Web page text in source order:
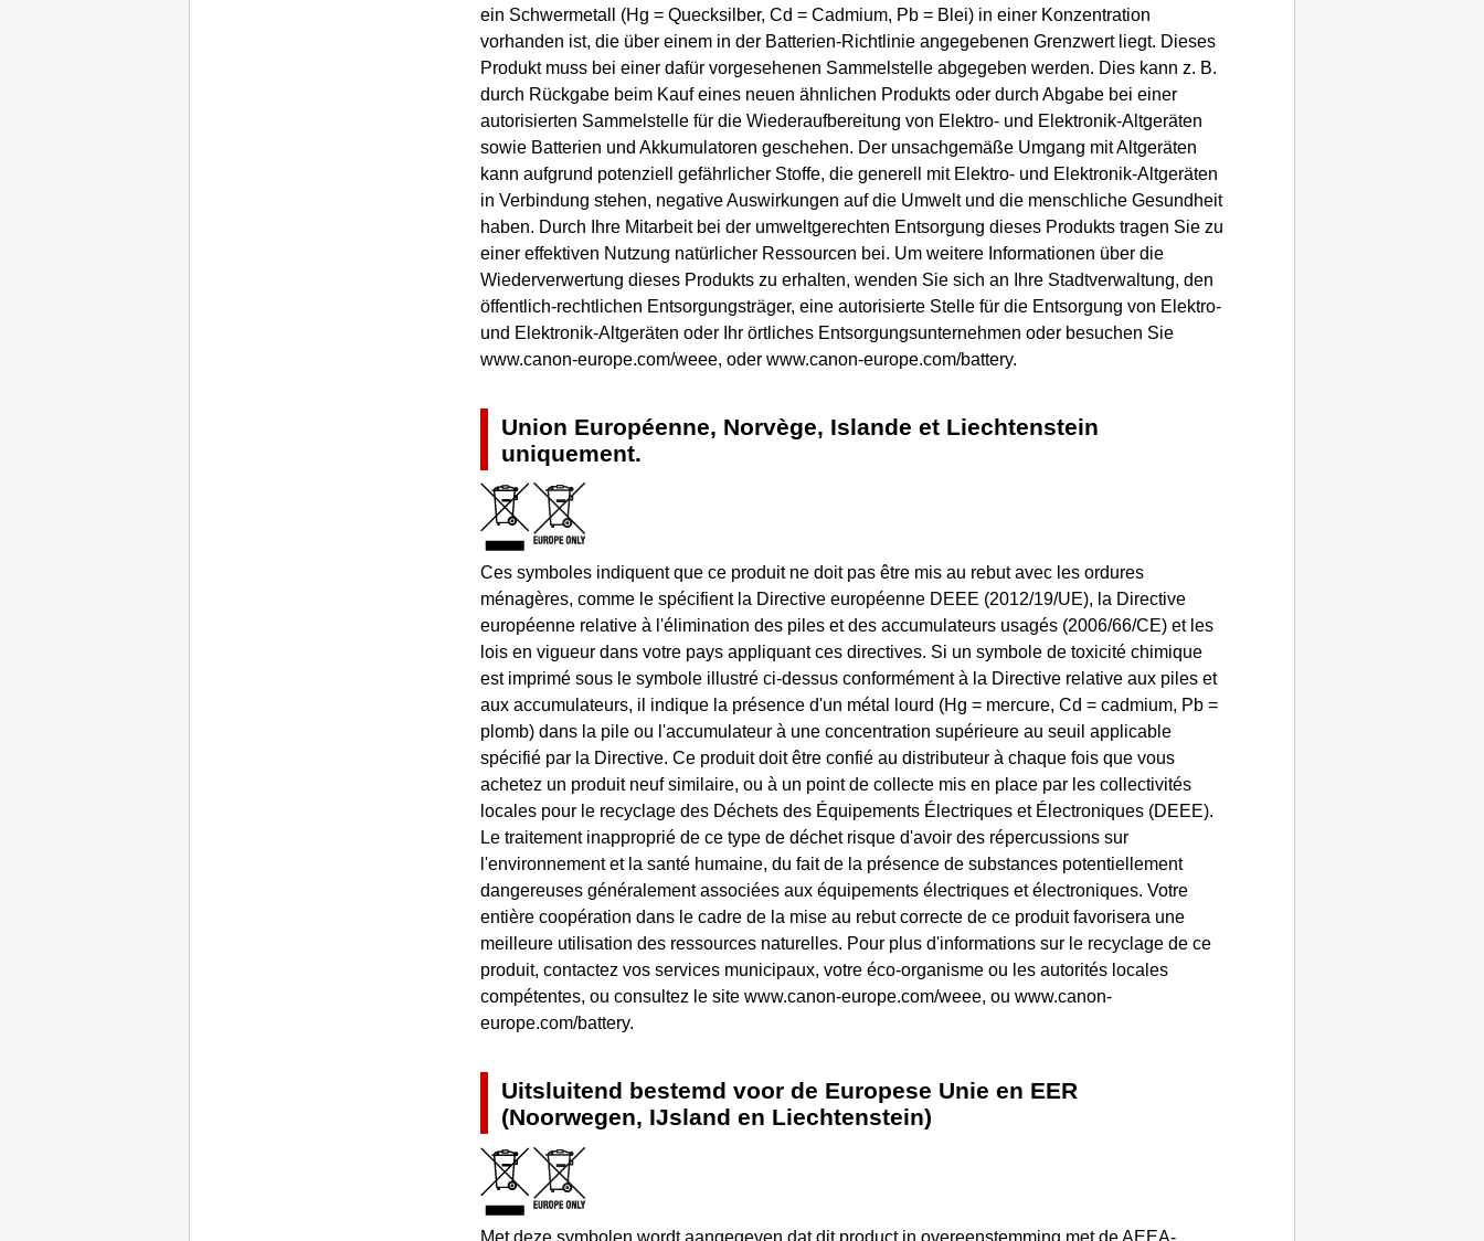
ein Schwermetall (Hg = Quecksilber, Cd = Cadmium, Pb = Blei) in einer Konzentration
vorhanden ist, die über einem in der Batterien-Richtlinie angegebenen Grenzwert liegt. Dieses
Produkt muss bei einer dafür vorgesehenen Sammelstelle abgegeben werden. Dies kann z. B.
durch Rückgabe beim Kauf eines neuen ähnlichen Produkts oder durch Abgabe bei einer
autorisierten Sammelstelle für die Wiederaufbereitung von Elektro- und Elektronik-Altgeräten
sowie Batterien und Akkumulatoren geschehen. Der unsachgemäße Umgang mit Altgeräten
kann aufgrund potenziell gefährlicher Stoffe, die generell mit Elektro- und Elektronik-Altgeräten
in Verbindung stehen, negative Auswirkungen auf die Umwelt und die menschliche Gesundheit
haben. Durch Ihre Mitarbeit bei der umweltgerechten Entsorgung dieses Produkts tragen Sie zu
einer effektiven Nutzung natürlicher Ressourcen bei. Um weitere Informationen über die
Wiederverwertung dieses Produkts zu erhalten, wenden Sie sich an Ihre Stadtverwaltung, den
öffentlich-rechtlichen Entsorgungsträger, eine autorisierte Stelle für die Entsorgung von Elektro-
und Elektronik-Altgeräten oder Ihr örtliches Entsorgungsunternehmen oder besuchen Sie
www.canon-europe.com/weee, oder www.canon-europe.com/battery.
Union Européenne, Norvège, Islande et Liechtenstein
uniquement.
Ces symboles indiquent que ce produit ne doit pas être mis au rebut avec les ordures
ménagères, comme le spécifient la Directive européenne DEEE (2012/19/UE), la Directive
européenne relative à l'élimination des piles et des accumulateurs usagés (2006/66/CE) et les
lois en vigueur dans votre pays appliquant ces directives. Si un symbole de toxicité chimique
est imprimé sous le symbole illustré ci-dessus conformément à la Directive relative aux piles et
aux accumulateurs, il indique la présence d'un métal lourd (Hg = mercure, Cd = cadmium, Pb =
plomb) dans la pile ou l'accumulateur à une concentration supérieure au seuil applicable
spécifié par la Directive. Ce produit doit être confié au distributeur à chaque fois que vous
achetez un produit neuf similaire, ou à un point de collecte mis en place par les collectivités
locales pour le recyclage des Déchets des Équipements Électriques et Électroniques (DEEE).
Le traitement inapproprié de ce type de déchet risque d'avoir des répercussions sur
l'environnement et la santé humaine, du fait de la présence de substances potentiellement
dangereuses généralement associées aux équipements électriques et électroniques. Votre
entière coopération dans le cadre de la mise au rebut correcte de ce produit favorisera une
meilleure utilisation des ressources naturelles. Pour plus d'informations sur le recyclage de ce
produit, contactez vos services municipaux, votre éco-organisme ou les autorités locales
compétentes, ou consultez le site www.canon-europe.com/weee, ou www.canon-
europe.com/battery.
Uitsluitend bestemd voor de Europese Unie en EER
(Noorwegen, IJsland en Liechtenstein)
Met deze symbolen wordt aangegeven dat dit product in overeenstemming met de AEEA-